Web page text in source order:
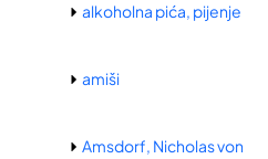
alkoholna pića, pijenje
amiši
Amsdorf, Nicholas von